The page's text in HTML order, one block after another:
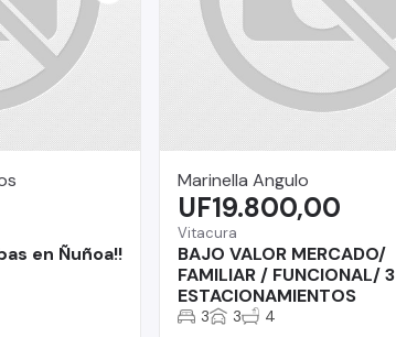
en Ñuñoa!!
Marinella Angulo
Vitacura
BAJO VALOR MERCADO/
FAMILIAR / FUNCIONAL/ 3
ESTACIONAMIENTOS
UF19.800,00
3 3 4